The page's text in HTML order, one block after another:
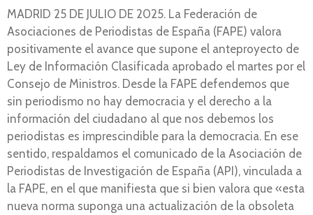
MADRID 25 DE JULIO DE 2025. La Federación de
Asociaciones de Periodistas de España (FAPE) valora
positivamente el avance que supone el anteproyecto de
Ley de Información Clasificada aprobado el martes por el
Consejo de Ministros. Desde la FAPE defendemos que
sin periodismo no hay democracia y el derecho a la
información del ciudadano al que nos debemos los
periodistas es imprescindible para la democracia. En ese
sentido, respaldamos el comunicado de la Asociación de
Periodistas de Investigación de España (API), vinculada a
la FAPE, en el que manifiesta que si bien valora que «esta
nueva norma suponga una actualización de la obsoleta